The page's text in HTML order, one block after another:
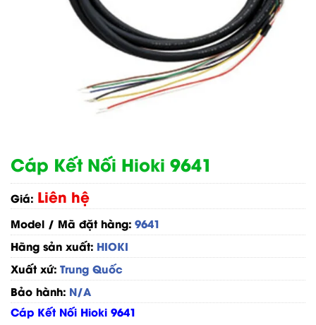
Cáp Kết Nối Hioki 9641
Giá: Liên hệ
Model / Mã đặt hàng: 9641
Hãng sản xuất: HIOKI
Xuất xứ: Trung Quốc
Bảo hành: N/A
Cáp Kết Nối Hioki 9641